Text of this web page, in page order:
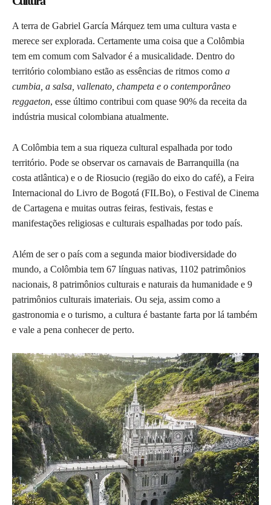
A terra de Gabriel García Márquez tem uma cultura vasta e
merece ser explorada. Certamente uma coisa que a Colômbia
tem em comum com Salvador é a musicalidade. Dentro do
território colombiano estão as essências de ritmos como a
cumbia, a salsa, vallenato, champeta e o contemporâneo
reggaeton, esse último contribui com quase 90% da receita da
indústria musical colombiana atualmente.
A Colômbia tem a sua riqueza cultural espalhada por todo
território. Pode se observar os carnavais de Barranquilla (na
costa atlântica) e o de Riosucio (região do eixo do café), a Feira
Internacional do Livro de Bogotá (FILBo), o Festival de Cinema
de Cartagena e muitas outras feiras, festivais, festas e
manifestações religiosas e culturais espalhadas por todo país.
Além de ser o país com a segunda maior biodiversidade do
mundo, a Colômbia tem 67 línguas nativas, 1102 patrimônios
nacionais, 8 patrimônios culturais e naturais da humanidade e 9
patrimônios culturais imateriais. Ou seja, assim como a
gastronomia e o turismo, a cultura é bastante farta por lá também
e vale a pena conhecer de perto.